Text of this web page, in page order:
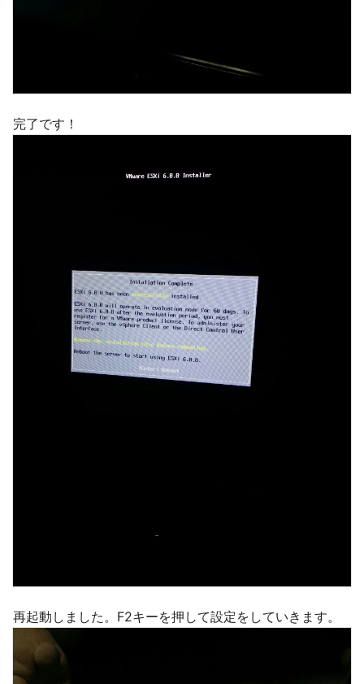
完了です！
再起動しました。F2キーを押して設定をしていきます。